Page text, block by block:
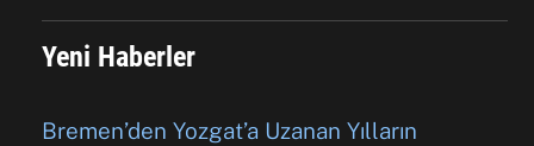
Yeni Haberler
Bremen’den Yozgat’a Uzanan Yılların